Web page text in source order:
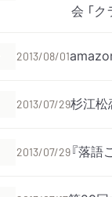
会 「
2013/08/01
2013/07/29杉江
2013/07/29『落